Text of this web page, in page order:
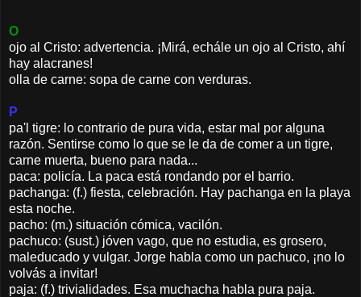
O
ojo al Cristo: advertencia. ¡Mirá, echále un ojo al Cristo, ahí
hay alacranes!
olla de carne: sopa de carne con verduras.
P
pa'l tigre: lo contrario de pura vida, estar mal por alguna
razón. Sentirse como lo que se le da de comer a un tigre,
carne muerta, bueno para nada...
paca: policía. La paca está rondando por el barrio.
pachanga: (f.) fiesta, celebración. Hay pachanga en la playa
esta noche.
pacho: (m.) situación cómica, vacilón.
pachuco: (sust.) jóven vago, que no estudia, es grosero,
maleducado y vulgar. Jorge habla como un pachuco, ¡no lo
volvás a invitar!
paja: (f.) trivialidades. Esa muchacha habla pura paja.